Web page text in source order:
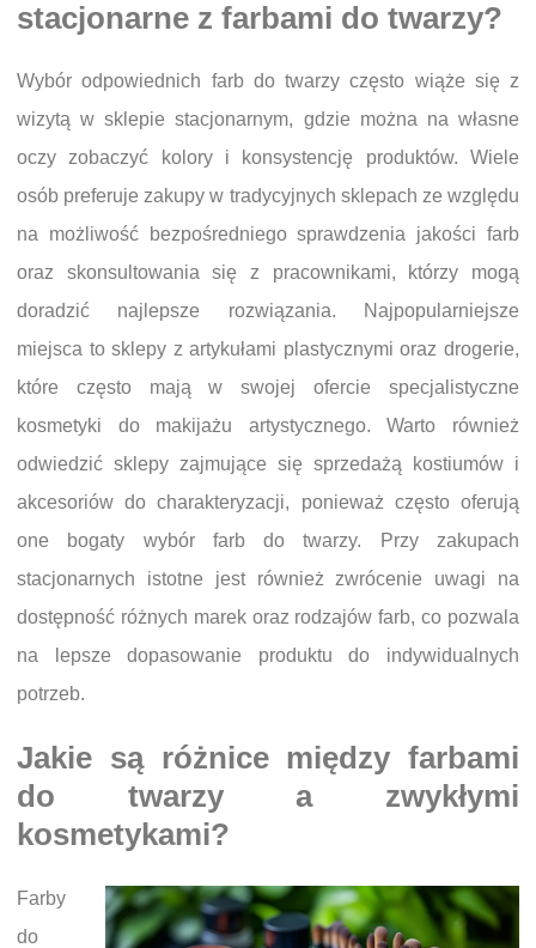
stacjonarne z farbami do twarzy?
Wybór odpowiednich farb do twarzy często wiąże się z
wizytą w sklepie stacjonarnym, gdzie można na własne
oczy zobaczyć kolory i konsystencję produktów. Wiele
osób preferuje zakupy w tradycyjnych sklepach ze względu
na możliwość bezpośredniego sprawdzenia jakości farb
oraz skonsultowania się z pracownikami, którzy mogą
doradzić najlepsze rozwiązania. Najpopularniejsze
miejsca to sklepy z artykułami plastycznymi oraz drogerie,
które często mają w swojej ofercie specjalistyczne
kosmetyki do makijażu artystycznego. Warto również
odwiedzić sklepy zajmujące się sprzedażą kostiumów i
akcesoriów do charakteryzacji, ponieważ często oferują
one bogaty wybór farb do twarzy. Przy zakupach
stacjonarnych istotne jest również zwrócenie uwagi na
dostępność różnych marek oraz rodzajów farb, co pozwala
na lepsze dopasowanie produktu do indywidualnych
potrzeb.
Jakie są różnice między farbami
do twarzy a zwykłymi
kosmetykami?
Farby
do